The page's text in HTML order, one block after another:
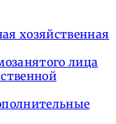
хозяйственная
лица